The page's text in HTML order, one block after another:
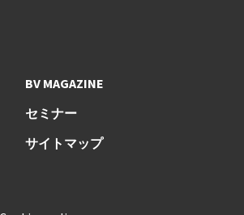
BV MAGAZINE
セミナー
サイトマップ